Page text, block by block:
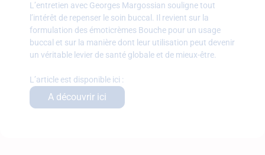
L’entretien avec Georges Margossian souligne tout
l’intérêt de repenser le soin buccal. Il revient sur la
formulation des émoticrèmes Bouche pour un usage
buccal et sur la manière dont leur utilisation peut devenir
un véritable levier de santé globale et de mieux-être.
L’article est disponible ici :
A découvrir ici